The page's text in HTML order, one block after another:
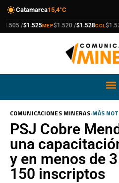
Catamarca15,4°C
/$1.525MEP
compra$1.520 /
venta $1.528CCL
compra$1.578
venta
COMUNICACIONES MINERAS›MÁS
PSJ Cobre
una
y en menos de
150 inscriptos